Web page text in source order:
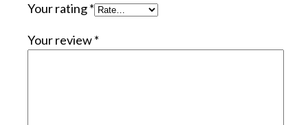
Your rating*
Your review*